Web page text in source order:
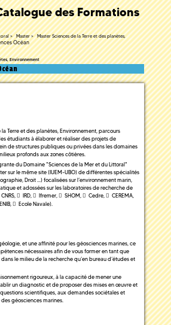
des Formations
Master
Master Sciences de la Terre et des planètes,
Océan
Environnement
Terre et des planètes, Environnement, parcours
étudiants à élaborer et réaliser des projets de
de structures publiques ou privées dans les domaines
profonds aux zones côtières.
du Domaine "Sciences de la Mer et du Littoral"
sur le même site (IUEM-UBO) de différentes spécialités
Droit …) focalisées sur l’environnement marin,
et adossées sur les laboratoires de recherche de
CNRS IRD Ifremer SHOM Cedre CEREMA
ENIB Ecole Navale).
et une affinité pour les géosciences marines, ce
nécessaires afin de vous former en tant que
le milieu de la recherche qu’en bureau d’études et
rigoureux, à la capacité de mener une
un diagnostic et de proposer des mises en œuvre et
scientifiques, aux demandes sociétales et
géosciences marines.